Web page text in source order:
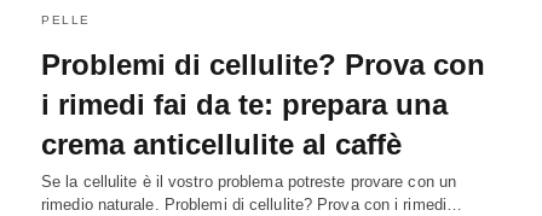
PELLE
Problemi di cellulite? Prova con
i rimedi fai da te: prepara una
crema anticellulite al caffè
Se la cellulite è il vostro problema potreste provare con un
rimedio naturale. Problemi di cellulite? Prova con i rimedi…